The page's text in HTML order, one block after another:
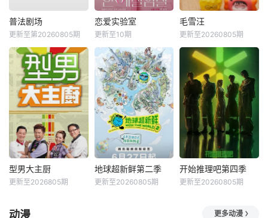
普法剧场
更新至第20260805期
恋爱实验室
更新至10期
毛雪汪
更新至20260805期
型男大主厨
更新至2026805期
地球超新鲜第二季
更新至20260805期
开始推理吧第四季
更新至20260805期
动漫 更多动漫